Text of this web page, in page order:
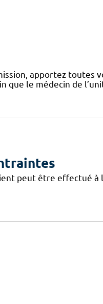
apportez toutes
que le médecin de
peut être effectué à